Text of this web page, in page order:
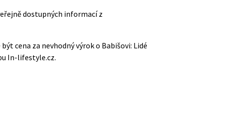
dostupných informací z
cena za nevhodný výrok o Babišovi: Lidé
In-lifestyle.cz.